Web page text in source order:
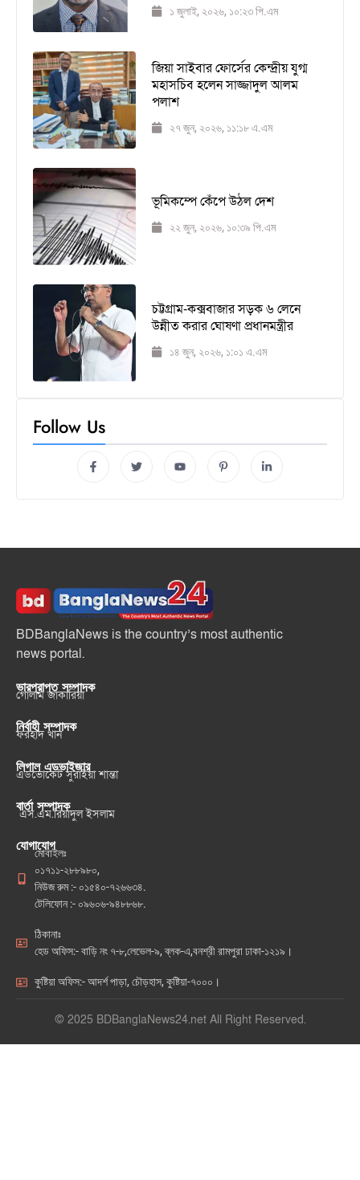
১ জুলাই, ২০২৬, ১০:২৩ পি.এম
জিয়া সাইবার ফোর্সের কেন্দ্রীয় যুগ্ম
মহাসচিব হলেন সাজ্জাদুল আলম
পলাশ
২৭ জুন, ২০২৬, ১১:১৮ এ.এম
ভূমিকম্পে কেঁপে উঠল দেশ
২২ জুন, ২০২৬, ১০:৩৯ পি.এম
চট্টগ্রাম-কক্সবাজার সড়ক ৬ লেনে
উন্নীত করার ঘোষণা প্রধানমন্ত্রীর
১৪ জুন, ২০২৬, ১:০১ এ.এম
Follow Us
BDBanglaNews is the country’s most authentic
news portal.
ভারপ্রাপ্ত সম্পাদক
গোলাম জাকারিয়া
নির্বাহী সম্পাদক
ফরহাদ খান
লিগাল এডভাইজার
এডভোকেট সুরাইয়া শান্তা
বার্তা সম্পাদক
এস.এম.রিয়াদুল ইসলাম
যোগাযোগ
মোবাইলঃ
০১৭১১-২৮৮৯৮০,
নিউজ রুম :- ০১৫৪০-৭২৬৬৩৪.
টেলিফোন :- ০৯৬০৬-৯৪৮৮৬৮.
ঠিকানাঃ
হেড অফিস:- বাড়ি নং ৭-৮,লেভেল-৯, ব্লক-এ,বনশ্রী রামপুরা ঢাকা-১২১৯।
কুষ্টিয়া অফিস:- আদর্শ পাড়া, চৌড়হাস, কুষ্টিয়া-৭০০০।
© 2025 BDBanglaNews24.net All Right Reserved.